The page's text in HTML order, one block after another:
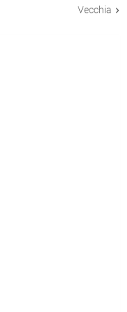
Vecchia